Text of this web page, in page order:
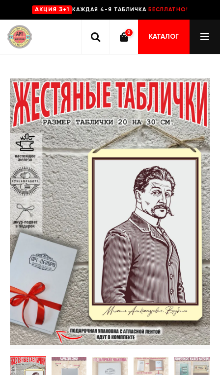
AKЦИЯ 3+1 КАЖДАЯ 4-Я ТАБЛИЧКА БЕСПЛАТНО!
0
КАТАЛОГ